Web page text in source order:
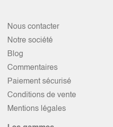
Nous contacter
Notre société
Blog
Commentaires
Paiement sécurisé
Conditions de vente
Mentions légales